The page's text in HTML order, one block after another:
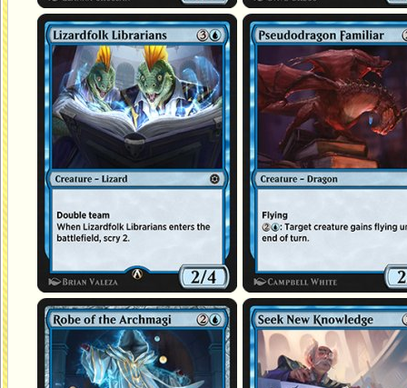
Bibliothécaires hommes-lézards Familier pseudodragon
Robe des archimages En quête de nouveaux savoirs